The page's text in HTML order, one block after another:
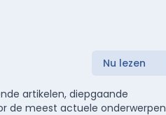
Nu lezen
artikelen, diepgaande
de meest actuele onderwerpen